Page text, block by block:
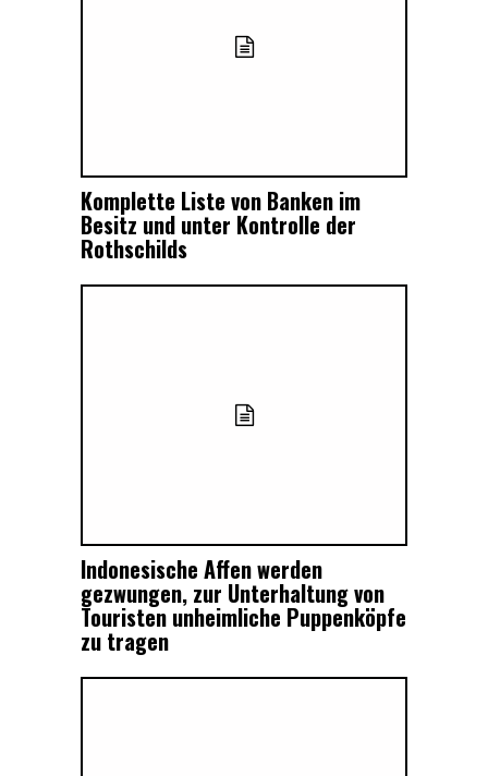
Komplette Liste von Banken im
Besitz und unter Kontrolle der
Rothschilds
Indonesische Affen werden
gezwungen, zur Unterhaltung von
Touristen unheimliche Puppenköpfe
zu tragen